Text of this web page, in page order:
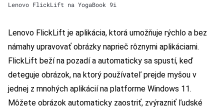
Lenovo FlickLift na YogaBook 9i
Lenovo FlickLift je aplikácia, ktorá umožňuje rýchlo a bez
námahy upravovať obrázky naprieč rôznymi aplikáciami.
FlickLift beží na pozadí a automaticky sa spustí, keď
deteguje obrázok, na ktorý používateľ prejde myšou v
jednej z mnohých aplikácií na platforme Windows 11.
Môžete obrázok automaticky zaostriť, zvýrazniť ľudské